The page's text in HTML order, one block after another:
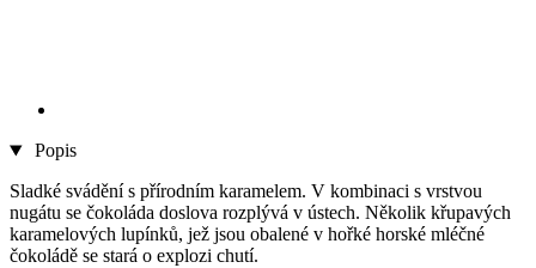
Popis
Sladké svádění s přírodním karamelem. V kombinaci s vrstvou
nugátu se čokoláda doslova rozplývá v ústech. Několik křupavých
karamelových lupínků, jež jsou obalené v hořké horské mléčné
čokoládě se stará o explozi chutí.